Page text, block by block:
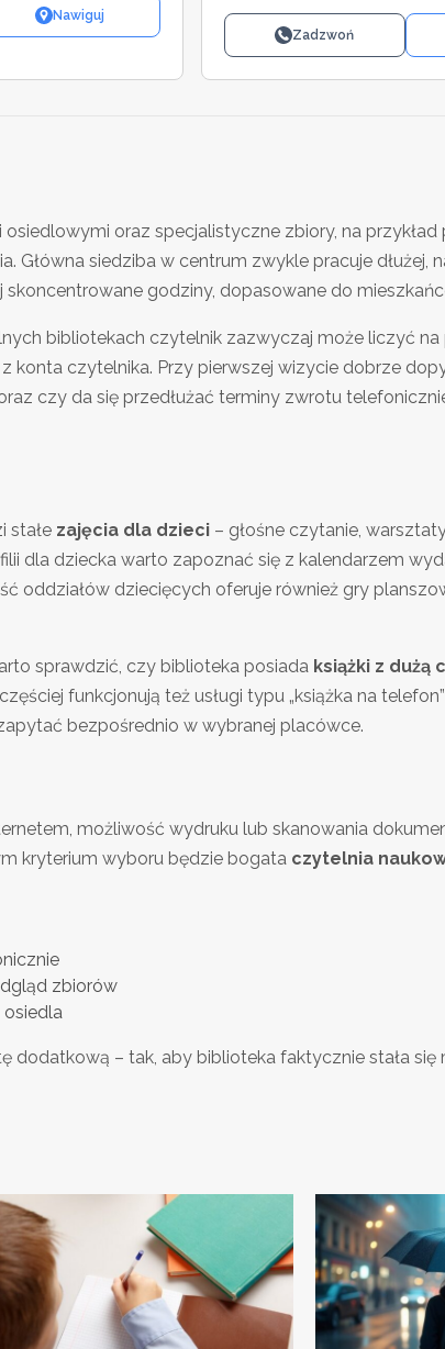
Nawiguj
Zadzwoń
osiedlowymi oraz specjalistyczne zbiory, na
siedziba w centrum zwykle pracuje dłużej,
godziny, dopasowane do
bibliotekach czytelnik zazwyczaj może liczyć
konta czytelnika. Przy pierwszej wizycie dobrze
czy da się przedłużać terminy zwrotu
stałe zajęcia dla dzieci – głośne czytanie,
dla dziecka warto zapoznać się z kalendarzem
oddziałów dziecięcych oferuje również gry
sprawdzić, czy biblioteka posiada książki z dużą
funkcjonują też usługi typu „książka na
bezpośrednio w wybranej placówce.
możliwość wydruku lub skanowania
kryterium wyboru będzie bogata czytelnia
zbiorów
osiedla
– tak, aby biblioteka faktycznie stała się